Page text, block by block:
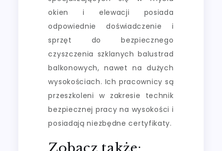
okien i elewacji posiada
odpowiednie doświadczenie i
sprzęt do bezpiecznego
czyszczenia szklanych balustrad
balkonowych, nawet na dużych
wysokościach. Ich pracownicy są
przeszkoleni w zakresie technik
bezpiecznej pracy na wysokości i
posiadają niezbędne certyfikaty.